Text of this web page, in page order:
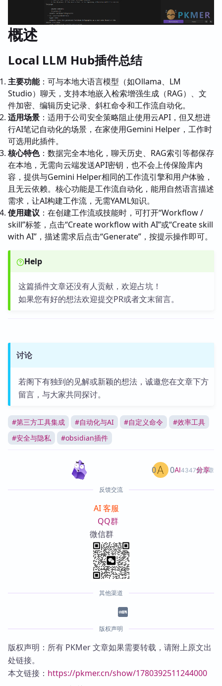
概述
Local LLM Hub插件总结
主要功能：可与本地大语言模型（如Ollama、LM
Studio）聊天，支持本地嵌入检索增强生成（RAG）、文
件加密、编辑历史记录、斜杠命令和工作流自动化。
适用场景 ：适用于公司安全策略阻止使用云API，但又想进
行AI笔记自动化的场景，在家使用Gemini Helper，工作时
可选用此插件。
核心特色：数据完全本地化，聊天历史、RAG索引等都保存
在本地，无需向云端发送API密钥，也不会上传保险库内
容，提供与Gemini Helper相同的工作流引擎和用户体验，
且无云依赖。核心功能是工作流自动化，能用自然语言描述
需求，让AI构建工作流，无需YAML知识。
使用建议：在创建工作流或技能时，可打开“Workflow /
skill”标签，点击“Create workflow with AI”或“Create skill
with AI”，描述需求后点击“Generate”，按提示操作即可。
Help
这篇插件文章还没有人贡献，欢迎占坑！
如果您有好的想法欢迎提交PR或者文末留言。
讨论
若阁下有独到的见解或新颖的想法，诚邀您在文章下方
留言，与大家共同探讨。
#第三方工具集成 #自动化与AI #自定义命令 #效率工具
#安全与隐私 #obsidian插件
AI4347篇文章
0 0 分享
反馈交流
AI 客服
QQ群
微信群
其他渠道
版权声明
版权声明：所有 PKMer 文章如果需要转载，请附上原文出
处链接。
本文链接： https://pkmer.cn/show/1780392511244000